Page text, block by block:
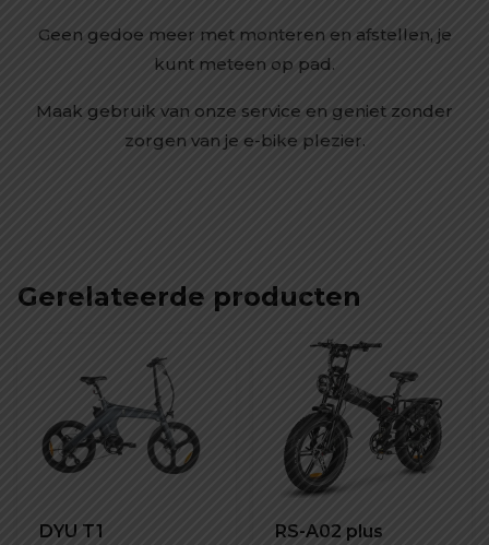
Geen gedoe meer met monteren en afstellen, je
kunt meteen op pad.
Maak gebruik van onze service en geniet zonder
zorgen van je e-bike plezier.
Gerelateerde producten
DYU T1
RS-A02 plus